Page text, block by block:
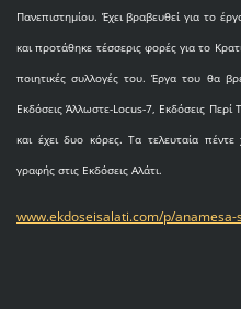
Πανεπιστημίου. Έχει βραβευθεί για το
και προτάθηκε τέσσερις φορές για το
ποιητικές συλλογές του. Έργα του θα
Εκδόσεις Άλλωστε-Locus-7, Εκδόσεις Περί
και έχει δυο κόρες. Τα τελευταία πέντε
γραφής στις Εκδόσεις Αλάτι.
www.ekdoseisalati.com/p/